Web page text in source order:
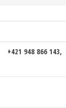
+421 948 866 143,